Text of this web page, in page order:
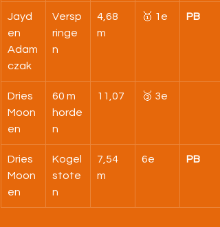
Jayd
en
Adam
czak
Versp
ringe
n
4,68
m
🥇 1e PB
Dries
Moon
en
60 m
horde
n
11,07 🥉 3e
Dries
Moon
en
Kogel
stote
n
7,54
m
6e PB